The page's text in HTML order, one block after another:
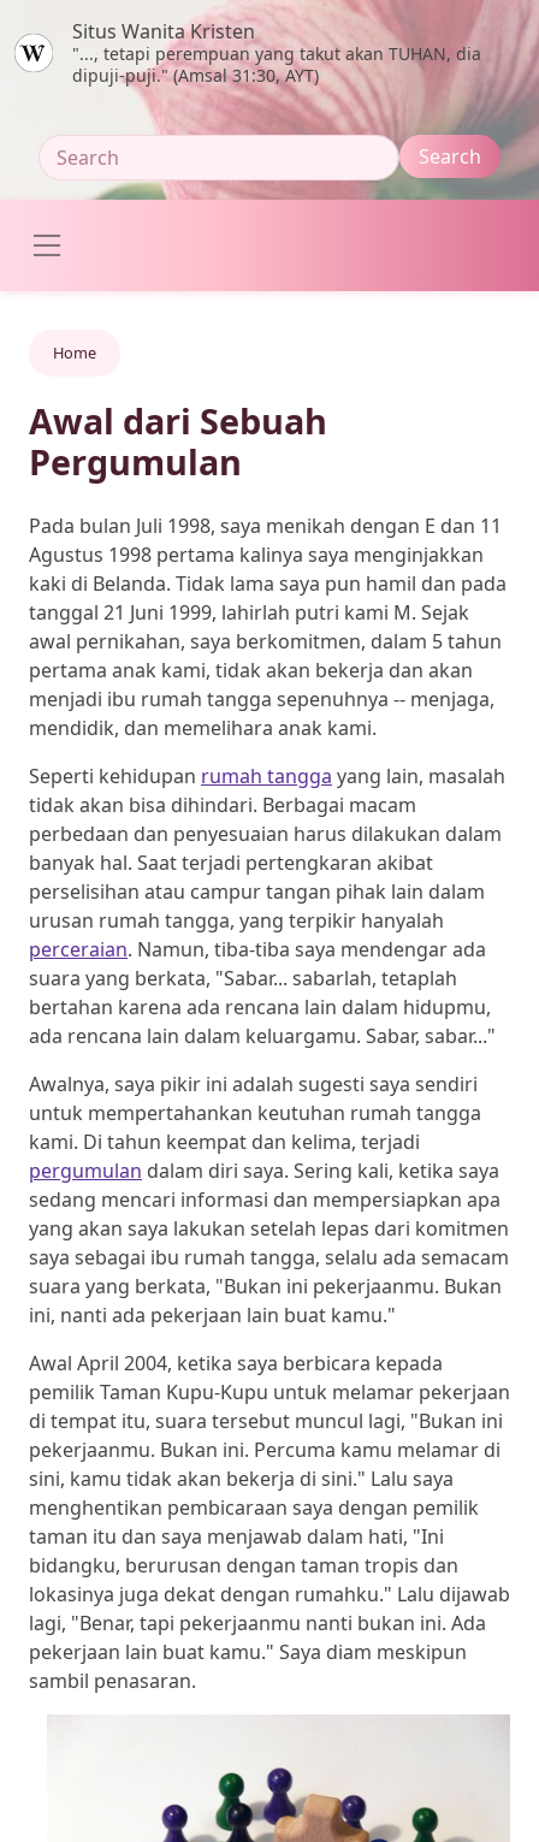
Situs Wanita Kristen
"..., tetapi perempuan yang takut akan TUHAN, dia
dipuji-puji." (Amsal 31:30, AYT)
Home
Awal dari Sebuah
Pergumulan
Pada bulan Juli 1998, saya menikah dengan E dan 11
Agustus 1998 pertama kalinya saya menginjakkan
kaki di Belanda. Tidak lama saya pun hamil dan pada
tanggal 21 Juni 1999, lahirlah putri kami M. Sejak
awal pernikahan, saya berkomitmen, dalam 5 tahun
pertama anak kami, tidak akan bekerja dan akan
menjadi ibu rumah tangga sepenuhnya -- menjaga,
mendidik, dan memelihara anak kami.
Seperti kehidupan rumah tangga yang lain, masalah
tidak akan bisa dihindari. Berbagai macam
perbedaan dan penyesuaian harus dilakukan dalam
banyak hal. Saat terjadi pertengkaran akibat
perselisihan atau campur tangan pihak lain dalam
urusan rumah tangga, yang terpikir hanyalah
perceraian. Namun, tiba-tiba saya mendengar ada
suara yang berkata, "Sabar... sabarlah, tetaplah
bertahan karena ada rencana lain dalam hidupmu,
ada rencana lain dalam keluargamu. Sabar, sabar..."
Awalnya, saya pikir ini adalah sugesti saya sendiri
untuk mempertahankan keutuhan rumah tangga
kami. Di tahun keempat dan kelima, terjadi
pergumulan dalam diri saya. Sering kali, ketika saya
sedang mencari informasi dan mempersiapkan apa
yang akan saya lakukan setelah lepas dari komitmen
saya sebagai ibu rumah tangga, selalu ada semacam
suara yang berkata, "Bukan ini pekerjaanmu. Bukan
ini, nanti ada pekerjaan lain buat kamu."
Awal April 2004, ketika saya berbicara kepada
pemilik Taman Kupu-Kupu untuk melamar pekerjaan
di tempat itu, suara tersebut muncul lagi, "Bukan ini
pekerjaanmu. Bukan ini. Percuma kamu melamar di
sini, kamu tidak akan bekerja di sini." Lalu saya
menghentikan pembicaraan saya dengan pemilik
taman itu dan saya menjawab dalam hati, "Ini
bidangku, berurusan dengan taman tropis dan
lokasinya juga dekat dengan rumahku." Lalu dijawab
lagi, "Benar, tapi pekerjaanmu nanti bukan ini. Ada
pekerjaan lain buat kamu." Saya diam meskipun
sambil penasaran.